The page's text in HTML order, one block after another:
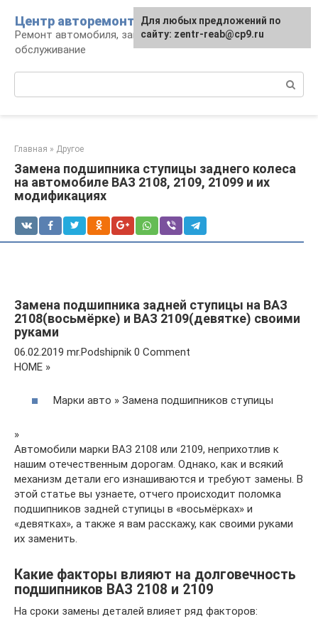
контенту
Центр авторемонта
Ремонт автомобиля, запчасти и
обслуживание
Главная » Другое
Замена подшипника ступицы заднего колеса
на автомобиле ВАЗ 2108, 2109, 21099 и их
модификациях
Замена подшипника задней ступицы на ВАЗ
2108(восьмёрке) и ВАЗ 2109(девятке) своими
руками
06.02.2019 mr.Podshipnik 0 Comment
HOME »
Марки авто » Замена подшипников ступицы
»
Автомобили марки ВАЗ 2108 или 2109, неприхотлив к
нашим отечественным дорогам. Однако, как и всякий
механизм детали его изнашиваются и требуют замены. В
этой статье вы узнаете, отчего происходит поломка
подшипников задней ступицы в «восьмёрках» и
«девятках», а также я вам расскажу, как своими руками
их заменить.
Какие факторы влияют на долговечность
подшипников ВАЗ 2108 и 2109
На сроки замены деталей влияет ряд факторов:
Для любых предложений по
сайту: zentr-reab@cp9.ru